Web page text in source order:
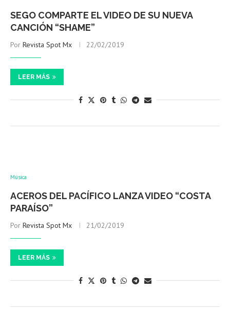
SEGO COMPARTE EL VIDEO DE SU NUEVA
CANCIÓN “SHAME”
Por Revista Spot Mx 22/02/2019
LEER MÁS
Música
ACEROS DEL PACÍFICO LANZA VIDEO “COSTA
PARAÍSO”
Por Revista Spot Mx 21/02/2019
LEER MÁS